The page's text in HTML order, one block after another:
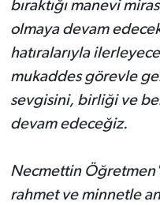
bıraktığı manevi
olmaya devam
hatıralarıyla
mukaddes görevle
sevgisini, birliği ve
devam edeceğiz.
Necmettin
rahmet ve minnetle